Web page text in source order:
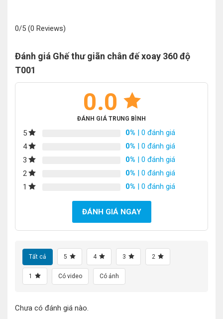
0/5 (0 Reviews)
Đánh giá Ghế thư giãn chân đế xoay 360 độ
T001
0.0
ĐÁNH GIÁ TRUNG BÌNH
5 0% | 0 đánh giá
4
0% | 0 đánh giá
3
0% | 0 đánh giá
2
0% | 0 đánh giá
1
0% | 0 đánh giá
ĐÁNH GIÁ NGAY
Tất cả 5 4 3 2
1 Có video Có ảnh
Chưa có đánh giá nào.